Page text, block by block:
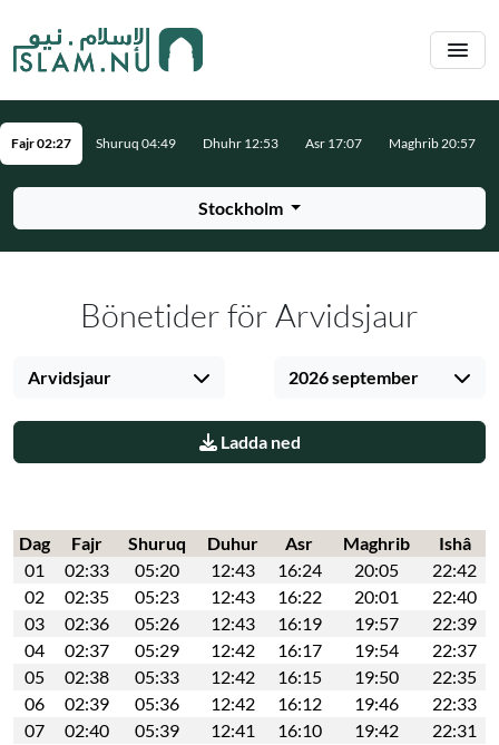
Stockholm
Fajr 02:27 Shuruq 04:49 Dhuhr 12:53 Asr 17:07 Maghrib 20:57
Bönetider för Arvidsjaur
Arvidsjaur 2026 september
Ladda ned
Dag Fajr Shuruq Duhur Asr Maghrib
Ishâ
01
02:33 05:20 12:43 16:24 20:05
22:42
02
02:35 05:23 12:43 16:22 20:01
22:40
03
02:36 05:26 12:43 16:19 19:57
22:39
04
02:37 05:29 12:42 16:17 19:54
22:37
05
02:38 05:33 12:42 16:15 19:50
22:35
06
02:39 05:36 12:42 16:12 19:46
22:33
07
02:40 05:39 12:41 16:10 19:42
22:31